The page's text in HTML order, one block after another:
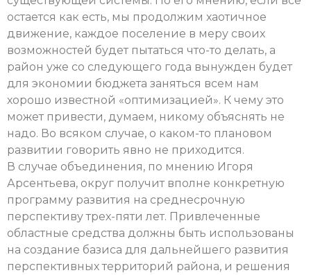
остается как есть, мы продолжим хаотичное
движение, каждое поселение в меру своих
возможностей будет пытаться что-то делать, а
район уже со следующего года вынужден будет
для экономии бюджета заняться всем нам
хорошо известной «оптимизацией». К чему это
может привести, думаем, никому объяснять не
надо. Во всяком случае, о каком-то плановом
развитии говорить явно не приходится.
В случае объединения, по мнению Игоря
Арсентьева, округ получит вполне конкретную
программу развития на среднесрочную
перспективу трех-пяти лет. Привлеченные
областные средства должны быть использованы
на создание базиса для дальнейшего развития
перспективных территорий района, и решения